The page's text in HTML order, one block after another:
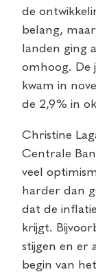
de
belang,
landen ging
omhoog. De
kwam in
de 2,9% in
Christine
Centrale
veel
harder dan
dat de
krijgt.
stijgen en er
begin van